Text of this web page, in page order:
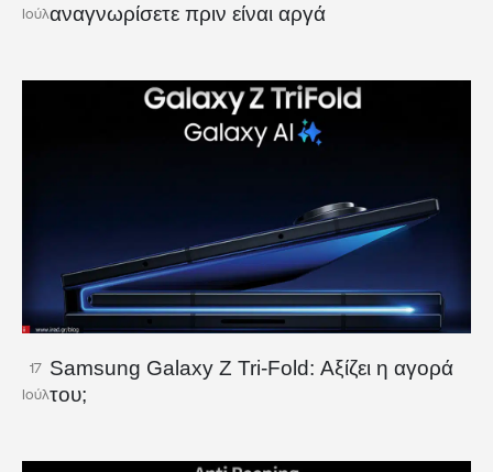
Ιούλαναγνωρίσετε πριν είναι αργά
17
Ιούλ
Samsung Galaxy Z Tri-Fold: Αξίζει η αγορά
του;